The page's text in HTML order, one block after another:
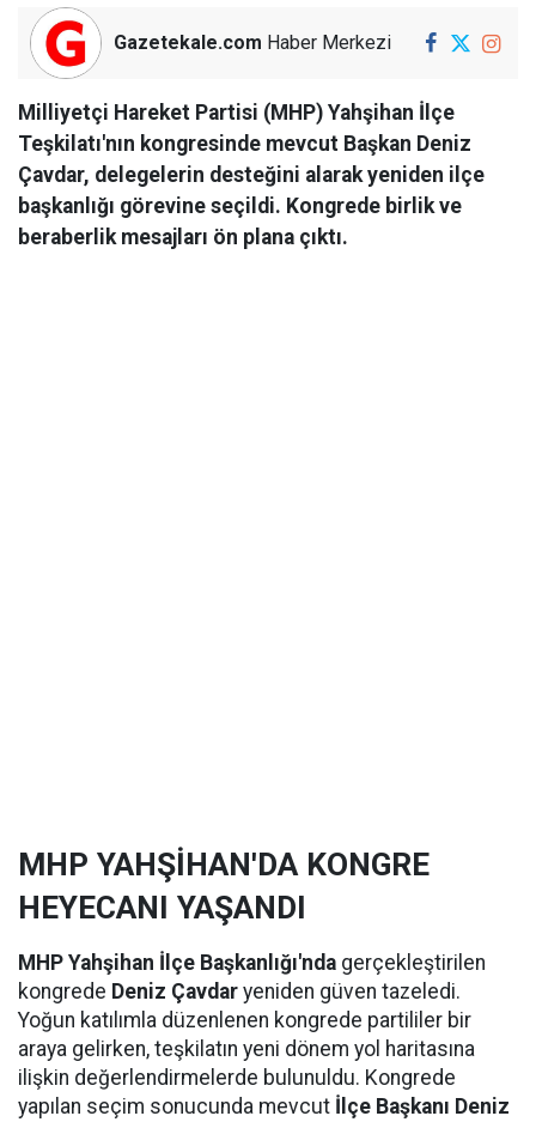
Gazetekale.com Haber Merkezi
Milliyetçi Hareket Partisi (MHP) Yahşihan İlçe
Teşkilatı'nın kongresinde mevcut Başkan Deniz
Çavdar, delegelerin desteğini alarak yeniden ilçe
başkanlığı görevine seçildi. Kongrede birlik ve
beraberlik mesajları ön plana çıktı.
MHP YAHŞİHAN'DA KONGRE
HEYECANI YAŞANDI
MHP Yahşihan İlçe Başkanlığı'nda gerçekleştirilen
kongrede Deniz Çavdar yeniden güven tazeledi.
Yoğun katılımla düzenlenen kongrede partililer bir
araya gelirken, teşkilatın yeni dönem yol haritasına
ilişkin değerlendirmelerde bulunuldu. Kongrede
yapılan seçim sonucunda mevcut İlçe Başkanı Deniz